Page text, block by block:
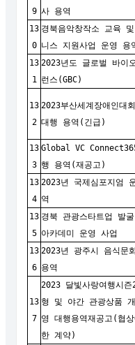
9 사 용역
13
0
경북음악창작소 교육
니스 지원사업 운영 용
13
1
2023년도 글로벌 바이
런스(GBC)
13
2
2023부산세계장애인대
대행 용역(긴급)
13
3
Global VC
행 용역(재공고)
13
4
2023년 국제심포지엄
역
13
5
경북 관광스타트업 발
아카데미 운영 사업
13
6
2023년 광주시 음식문
용역
13
7
2023 달빛사랑여행시즌
형 및 야간 관광상품
영 대행용역재공고(협
한 계약)